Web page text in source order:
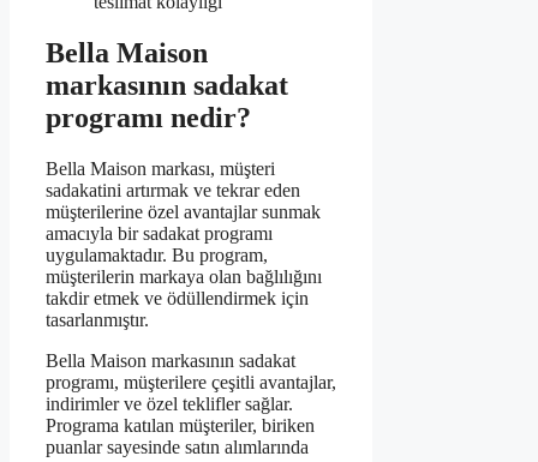
Bella Maison
markasının sadakat
programı nedir?
Bella Maison markası, müşteri
sadakatini artırmak ve tekrar eden
müşterilerine özel avantajlar sunmak
amacıyla bir sadakat programı
uygulamaktadır. Bu program,
müşterilerin markaya olan bağlılığını
takdir etmek ve ödüllendirmek için
tasarlanmıştır.
Bella Maison markasının sadakat
programı, müşterilere çeşitli avantajlar,
indirimler ve özel teklifler sağlar.
Programa katılan müşteriler, biriken
puanlar sayesinde satın alımlarında